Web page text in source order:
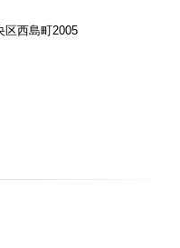
区西島町2005